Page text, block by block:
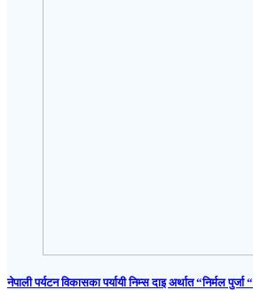
नेपाली पर्यटन विकासका पर्यायी निम्स दाइ अर्थात “निर्मल पुर्जा “